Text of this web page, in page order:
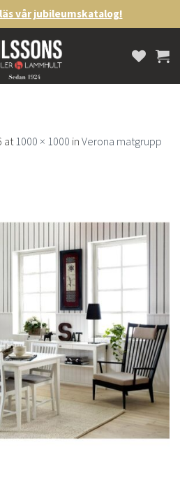
läs vår jubileumskatalog!
at1000 × 1000 in Verona matgrupp